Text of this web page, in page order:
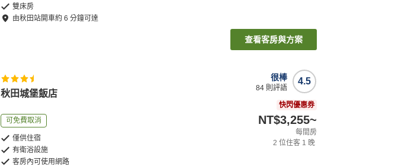
雙床房
由秋田站開車約6 分鐘可達
查看客房與方案
秋田城堡飯店
可免費取消
僅供住宿
有衛浴設施
客房內可使用網路
4.5
很棒
84 則評語
快閃優惠券
NT$3,255~
每間房
2 位住客 1 晚